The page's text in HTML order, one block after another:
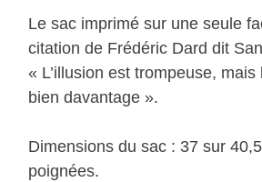
Le sac imprimé sur une seule
citation de Frédéric Dard dit
« L’illusion est trompeuse, mais
bien davantage ».
Dimensions du sac : 37 sur
poignées.